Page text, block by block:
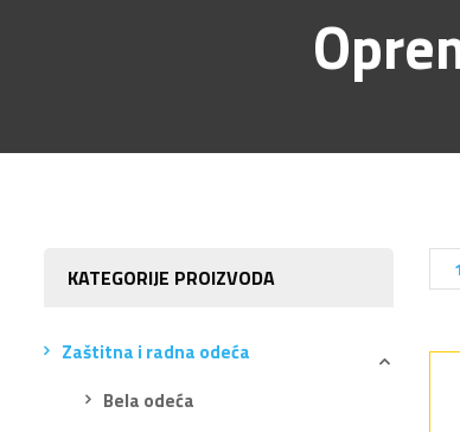
KATEGORIJE PROIZVODA
Zaštitna i radna odeća
Bela odeća